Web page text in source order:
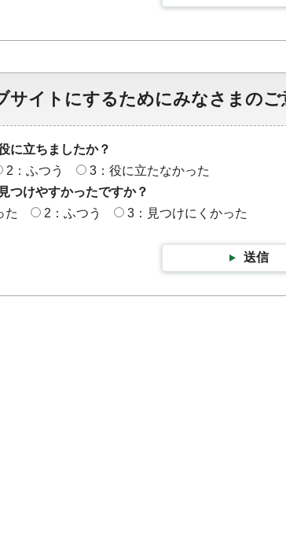
サイトにするためにみなさまの
に立ちましたか？
2：ふつう
3：役に立たなかった
つけやすかったですか？
た
2：ふつう 3：見つけにくかった
送信